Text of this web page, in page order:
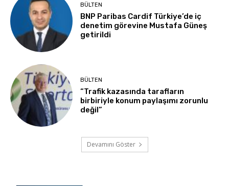
BÜLTEN
BNP Paribas Cardif Türkiye’de iç
denetim görevine Mustafa Güneş
getirildi
BÜLTEN
“Trafik kazasında tarafların
birbiriyle konum paylaşımı zorunlu
değil”
Devamını Göster